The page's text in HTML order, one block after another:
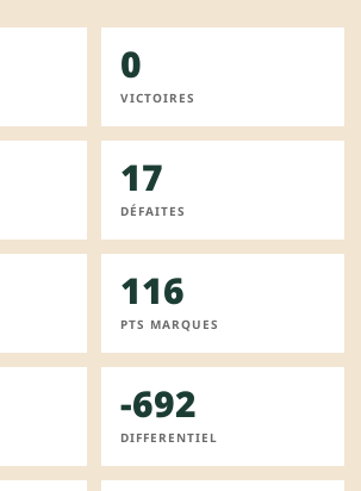
0
VICTOIRES
17
DÉFAITES
116
PTS MARQUES
-692
DIFFERENTIEL